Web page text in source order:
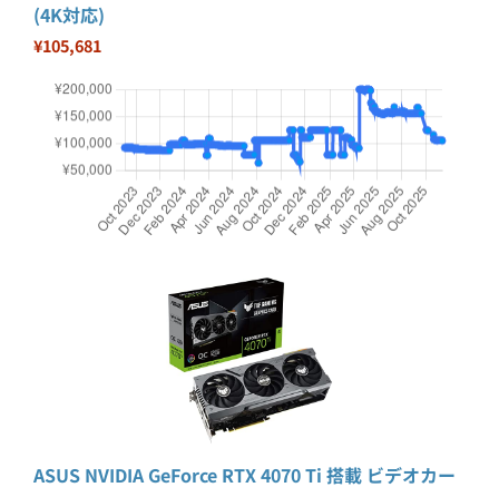
(4K対応)
¥105,681
ASUS NVIDIA GeForce RTX 4070 Ti 搭載 ビデオカー